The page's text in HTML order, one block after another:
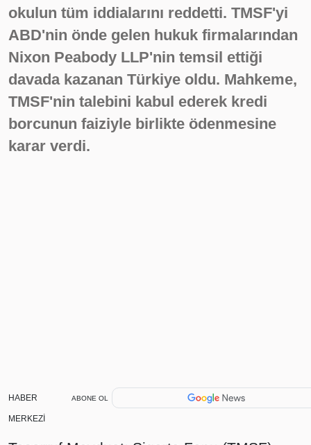
okulun tüm iddialarını reddetti. TMSF'yi
ABD'nin önde gelen hukuk firmalarından
Nixon Peabody LLP'nin temsil ettiği
davada kazanan Türkiye oldu. Mahkeme,
TMSF'nin talebini kabul ederek kredi
borcunun faiziyle birlikte ödenmesine
karar verdi.
HABER
MERKEZİ
ABONE OL